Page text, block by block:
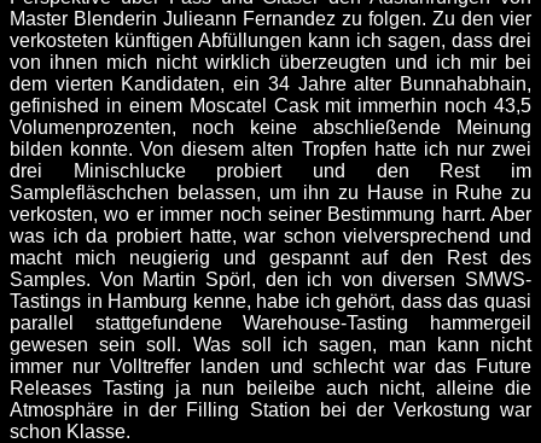
Master Blenderin Julieann Fernandez zu folgen. Zu den vier
verkosteten künftigen Abfüllungen kann ich sagen, dass drei
von ihnen mich nicht wirklich überzeugten und ich mir bei
dem vierten Kandidaten, ein 34 Jahre alter Bunnahabhain,
gefinished in einem Moscatel Cask mit immerhin noch 43,5
Volumenprozenten, noch keine abschließende Meinung
bilden konnte. Von diesem alten Tropfen hatte ich nur zwei
drei Minischlucke probiert und den Rest im
Samplefläschchen belassen, um ihn zu Hause in Ruhe zu
verkosten, wo er immer noch seiner Bestimmung harrt. Aber
was ich da probiert hatte, war schon vielversprechend und
macht mich neugierig und gespannt auf den Rest des
Samples. Von Martin Spörl, den ich von diversen SMWS-
Tastings in Hamburg kenne, habe ich gehört, dass das quasi
parallel stattgefundene Warehouse-Tasting hammergeil
gewesen sein soll. Was soll ich sagen, man kann nicht
immer nur Volltreffer landen und schlecht war das Future
Releases Tasting ja nun beileibe auch nicht, alleine die
Atmosphäre in der Filling Station bei der Verkostung war
schon Klasse.